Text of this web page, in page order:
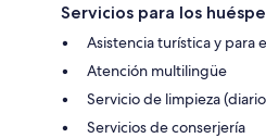
Servicios para los
Asistencia turística y para
Atención multilingüe
Servicio de limpieza
Servicios de conserjería